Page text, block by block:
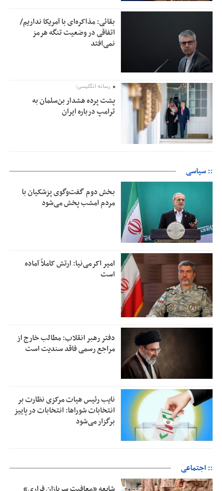
بقائی: مذاکره‌ای با آمریکا نداریم/
اتفاقی در وضعیت تنگه هرمز
نمی‌افتد
رسانه انگلیسی؛
پشت پرده هشدار بن‌سلمان به
ترامپ درباره ایران
:: سیاسی
بخش دوم گفت‌وگوی پزشکیان با
مردم امشب پخش می‌شود
امیر اکرمی‌نیا: ارتش کاملاً آماده
است
دفتر رهبر انقلاب: مطالب خارج از
مراجع رسمی فاقد سندیت است
نایب رئیس هیات مرکزی نظارت بر
انتخابات شوراها: انتخابات در پاییز
برگزار می‌شود
:: اجتماعی